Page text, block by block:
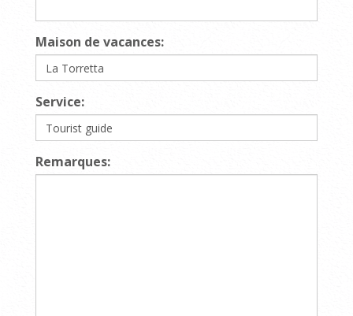
Maison de vacances:
Service:
Remarques: